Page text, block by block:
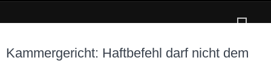
Kammergericht: Haftbefehl darf nicht dem